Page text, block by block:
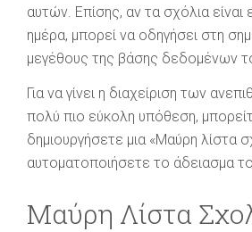
αυτών. Επίσης, αν τα σχόλια
ημέρα, μπορεί να οδηγήσει στη
μεγέθους της βάσης δεδομένων
Για να γίνει η διαχείριση των
πολύ πιο εύκολη υπόθεση,
δημιουργήσετε μια «Μαύρη λίστα
αυτοματοποιήσετε το άδειασμα
Μαύρη Λίστα